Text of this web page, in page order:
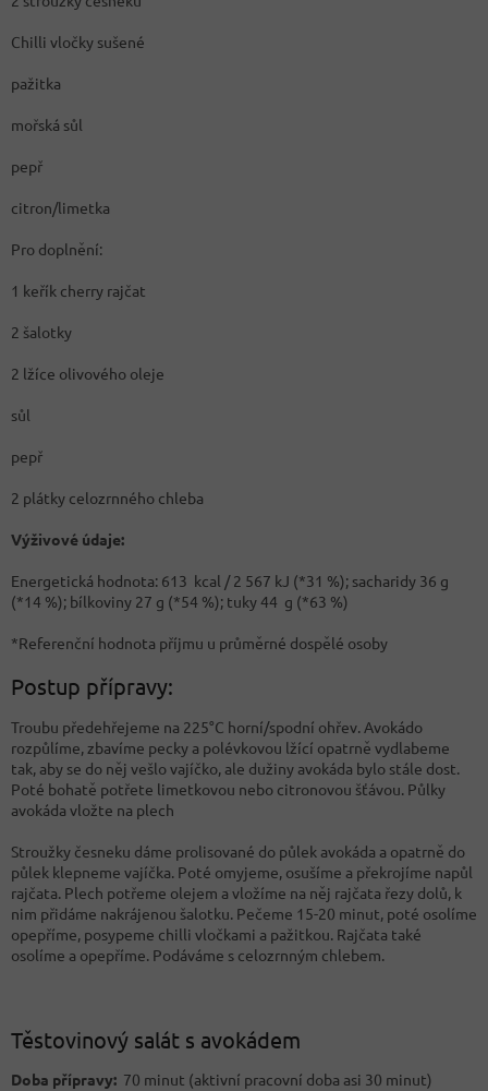
Chilli vločky sušené
pažitka
mořská sůl
pepř
citron/limetka
Pro doplnění:
1 keřík cherry rajčat
2 šalotky
2 lžíce olivového oleje
sůl
pepř
2 plátky celozrnného chleba
Výživové údaje:
Energetická hodnota: 613 kcal / 2 567 kJ (*31 %); sacharidy 36 g
(*14 %); bílkoviny 27 g (*54 %); tuky 44 g (*63 %)
*Referenční hodnota příjmu u průměrné dospělé osoby
Postup přípravy:
Troubu předehřejeme na 225°C horní/spodní ohřev. Avokádo
rozpůlíme, zbavíme pecky a polévkovou lžící opatrně vydlabeme
tak, aby se do něj vešlo vajíčko, ale dužiny avokáda bylo stále dost.
Poté bohatě potřete limetkovou nebo citronovou šťávou. Půlky
avokáda vložte na plech
Stroužky česneku dáme prolisované do půlek avokáda a opatrně do
půlek klepneme vajíčka. Poté omyjeme, osušíme a překrojíme napůl
rajčata. Plech potřeme olejem a vložíme na něj rajčata řezy dolů, k
nim přidáme nakrájenou šalotku. Pečeme 15-20 minut, poté osolíme
opepříme, posypeme chilli vločkami a pažitkou. Rajčata také
osolíme a opepříme. Podáváme s celozrnným chlebem.
Těstovinový salát s avokádem
Doba přípravy: 70 minut (aktivní pracovní doba asi 30 minut)